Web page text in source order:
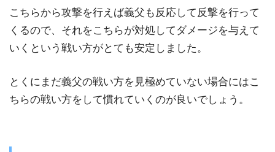
こちらから攻撃を行えば義父も反応して反撃を行って
くるので、それをこちらが対処してダメージを与えて
いくという戦い方がとても安定しました。
とくにまだ義父の戦い方を見極めていない場合にはこ
ちらの戦い方をして慣れていくのが良いでしょう。